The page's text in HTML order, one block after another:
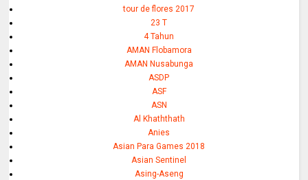
tour de flores 2017
23 T
4 Tahun
AMAN Flobamora
AMAN Nusabunga
ASDP
ASF
ASN
Al Khaththath
Anies
Asian Para Games 2018
Asian Sentinel
Asing-Aseng